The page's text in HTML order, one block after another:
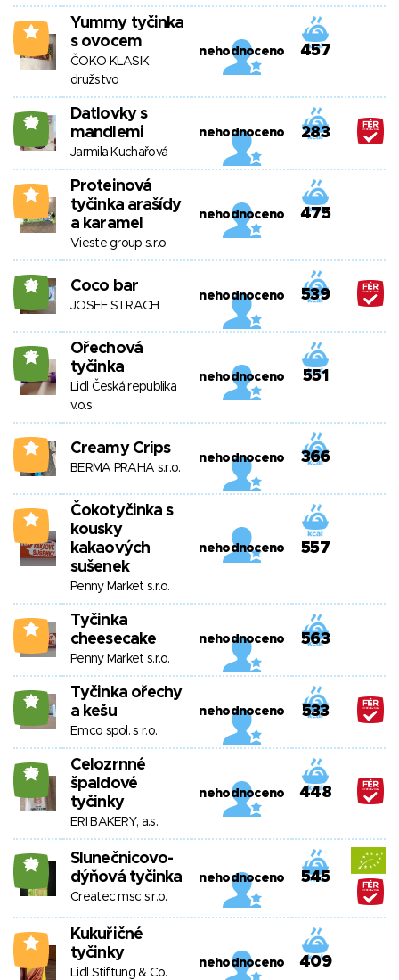
1
Yummy tyčinka
s ovocem
ČOKO KLASIK
družstvo
nehodnoceno 457
26
Datlovky s
mandlemi
Jarmila Kuchařová
nehodnoceno 283
3
Proteinová
tyčinka arašídy
a karamel
Vieste group s.r.o
nehodnoceno 475
21 Coco bar
JOSEF STRACH
nehodnoceno 539
17
Ořechová
tyčinka
Lidl Česká republika
v.o.s.
nehodnoceno 551
3 Creamy Crips
BERMA PRAHA s.r.o.
nehodnoceno 366
3
Čokotyčinka s
kousky
kakaových
sušenek
Penny Market s.r.o.
nehodnoceno 557
2
Tyčinka
cheesecake
Penny Market s.r.o.
nehodnoceno 563
21
Tyčinka ořechy
a kešu
Emco spol. s r.o.
nehodnoceno 533
25
Celozrnné
špaldové
tyčinky
ERI BAKERY, a.s.
nehodnoceno 448
26
Slunečnicovo-
dýňová tyčinka
Createc msc s.r.o.
nehodnoceno 545
3
Kukuřičné
tyčinky
Lidl Stiftung & Co.
nehodnoceno 409